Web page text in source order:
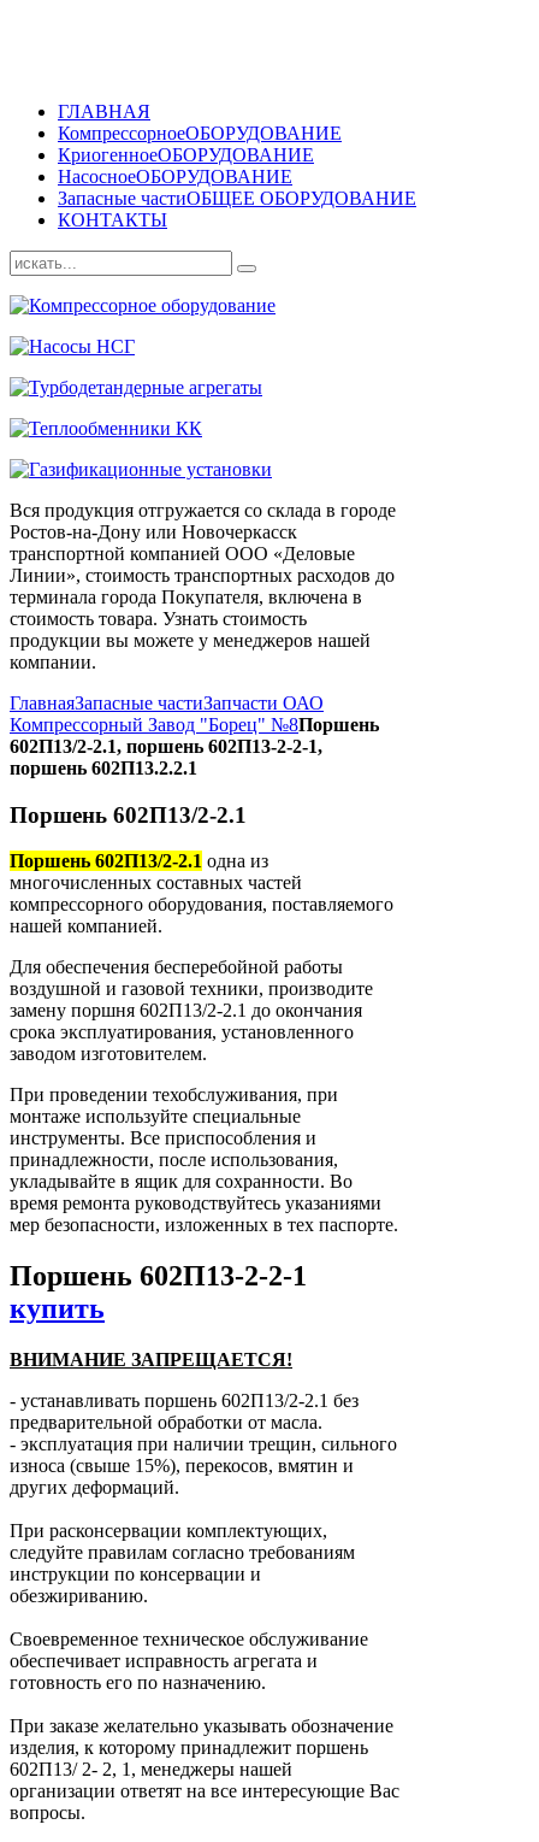
ГЛАВНАЯ
КомпрессорноеОБОРУДОВАНИЕ
КриогенноеОБОРУДОВАНИЕ
НасосноеОБОРУДОВАНИЕ
Запасные частиОБЩЕЕ ОБОРУДОВАНИЕ
КОНТАКТЫ
Вся продукция отгружается со склада в городе
Ростов-на-Дону или Новочеркасск
транспортной компанией ООО «Деловые
Линии», стоимость транспортных расходов до
терминала города Покупателя, включена в
стоимость товара. Узнать стоимость
продукции вы можете у менеджеров нашей
компании.
ГлавнаяЗапасные частиЗапчасти ОАО
Компрессорный Завод "Борец" №8Поршень
602П13/2-2.1, поршень 602П13-2-2-1,
поршень 602П13.2.2.1
Поршень 602П13/2-2.1
Поршень 602П13/2-2.1 одна из
многочисленных составных частей
компрессорного оборудования, поставляемого
нашей компанией.
Для обеспечения бесперебойной работы
воздушной и газовой техники, производите
замену поршня 602П13/2-2.1 до окончания
срока эксплуатирования, установленного
заводом изготовителем.
При проведении техобслуживания, при
монтаже используйте специальные
инструменты. Все приспособления и
принадлежности, после использования,
укладывайте в ящик для сохранности. Во
время ремонта руководствуйтесь указаниями
мер безопасности, изложенных в тех паспорте.
Поршень 602П13-2-2-1
купить
ВНИМАНИЕ ЗАПРЕЩАЕТСЯ!
- устанавливать поршень 602П13/2-2.1 без
предварительной обработки от масла.
- эксплуатация при наличии трещин, сильного
износа (свыше 15%), перекосов, вмятин и
других деформаций.
При расконсервации комплектующих,
следуйте правилам согласно требованиям
инструкции по консервации и
обезжириванию.
Своевременное техническое обслуживание
обеспечивает исправность агрегата и
готовность его по назначению.
При заказе желательно указывать обозначение
изделия, к которому принадлежит поршень
602П13/ 2- 2, 1, менеджеры нашей
организации ответят на все интересующие Вас
вопросы.